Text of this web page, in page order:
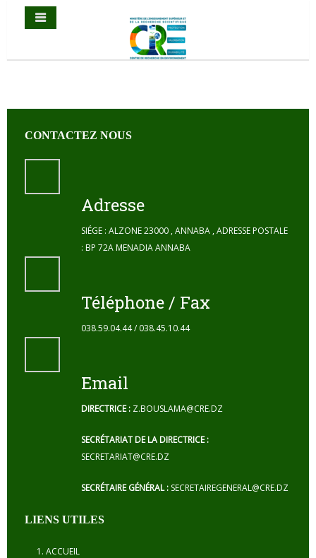
CONTACTEZ NOUS
Adresse
SIÉGE : ALZONE 23000 , ANNABA , ADRESSE POSTALE
: BP 72A MENADIA ANNABA
Téléphone / Fax
038.59.04.44 / 038.45.10.44
Email
DIRECTRICE : Z.BOUSLAMA@CRE.DZ
SECRÉTARIAT DE LA DIRECTRICE :
SECRETARIAT@CRE.DZ
SECRÉTAIRE GÉNÉRAL : SECRETAIREGENERAL@CRE.DZ
LIENS UTILES
ACCUEIL